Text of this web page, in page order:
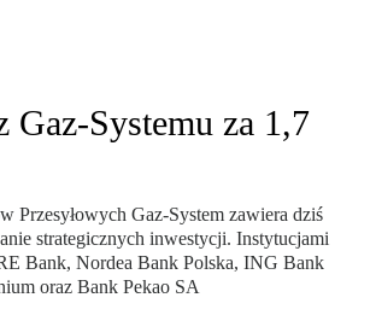
Gaz-Systemu za 1,7
Przesyłowych Gaz-System zawiera dziś
strategicznych inwestycji. Instytucjami
Bank, Nordea Bank Polska, ING Bank
oraz Bank Pekao SA